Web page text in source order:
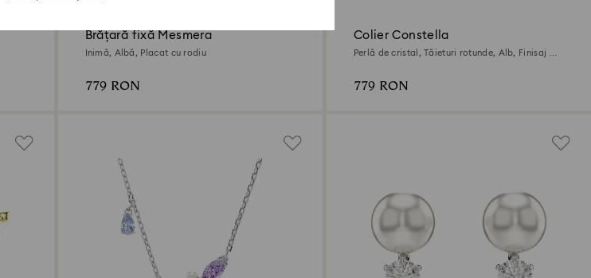
Brățară fixă Mesmera
Inimă, Albă, Placat cu rodiu
779 RON
Colier Constella
Perlă de cristal, Tăieturi rotunde, Alb, Finisaj din
779 RON